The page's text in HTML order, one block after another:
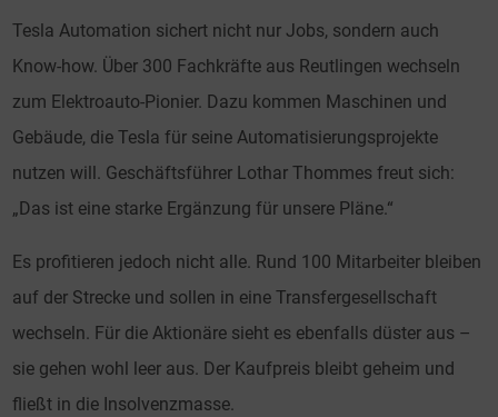
Tesla Automation sichert nicht nur Jobs, sondern auch
Know-how. Über 300 Fachkräfte aus Reutlingen wechseln
zum Elektroauto-Pionier. Dazu kommen Maschinen und
Gebäude, die Tesla für seine Automatisierungsprojekte
nutzen will. Geschäftsführer Lothar Thommes freut sich:
„Das ist eine starke Ergänzung für unsere Pläne.“
Es profitieren jedoch nicht alle. Rund 100 Mitarbeiter bleiben
auf der Strecke und sollen in eine Transfergesellschaft
wechseln. Für die Aktionäre sieht es ebenfalls düster aus –
sie gehen wohl leer aus. Der Kaufpreis bleibt geheim und
fließt in die Insolvenzmasse.